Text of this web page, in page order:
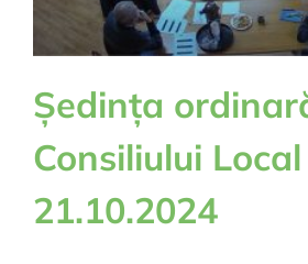
Ședința
Consiliului
21.10.2024